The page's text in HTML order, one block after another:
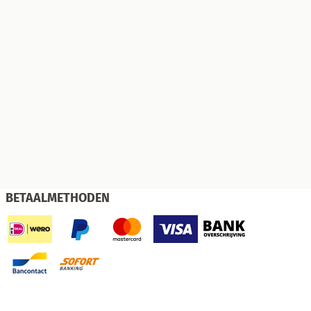
BETAALMETHODEN